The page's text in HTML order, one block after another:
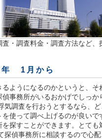
・調査料金・調査方法など、
1月から
ようになるのかというと、そ
事務所がいるおかげでしっか
調査を行おうとするなら、ど
使って調べ上げるのが良いで
探すことができます。とても
偵事務所に相談するので心配